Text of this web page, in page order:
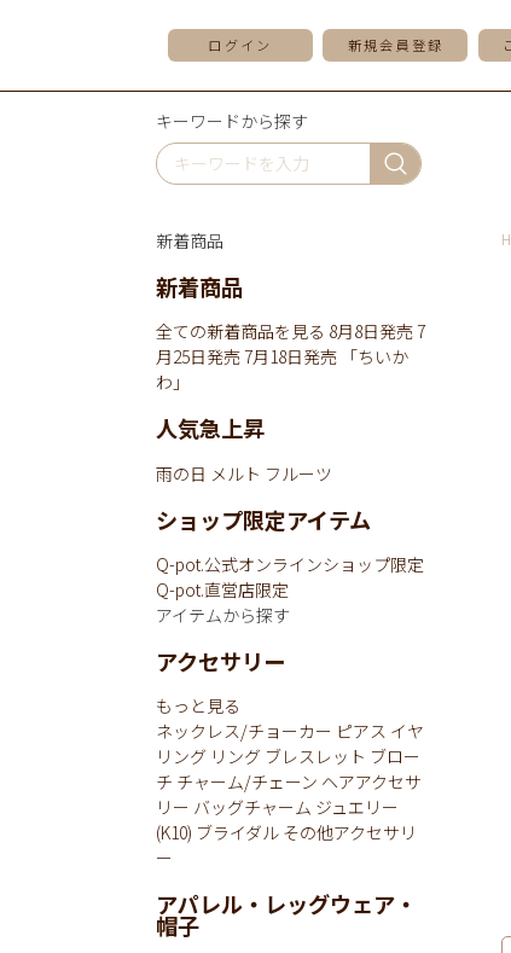
ログイン 新規会員登録
キーワードから探す
新着商品
新着商品
全ての新着商品を見る 8月8日発売7
月25日発売7月18日発売 「ちいか
わ」
人気急上昇
雨の日 メルト フルーツ
ショップ限定アイテム
Q-pot.公式オンラインショップ限定
Q-pot.直営店限定
アイテムから探す
アクセサリー
もっと見る
ネックレス/チョーカー ピアス イヤ
リング リング ブレスレット ブロー
チ チャーム/チェーン ヘアアクセサ
リー バッグチャーム ジュエリー
(K10) ブライダル その他アクセサリ
ー
アパレル・レッグウェア・
帽子